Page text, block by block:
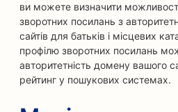
ви можете визначити
зворотних посилань з
сайтів для батьків і місцевих
профілю зворотних посилань
авторитетність домену вашого
рейтинг у пошукових системах.